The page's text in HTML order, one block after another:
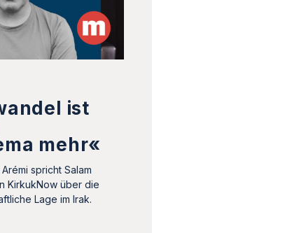
ist
mehr«
spricht Salam
KirkukNow über die
Lage im Irak.